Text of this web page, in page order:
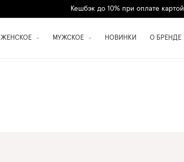
Кешбэк до 10% при оплате картой
ЖЕНСКОЕ МУЖСКОЕ НОВИНКИ О БРЕНДЕ